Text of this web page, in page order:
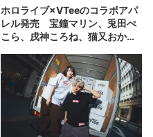
ホロライブ×VTeeのコラボアパ
レル発売 宝鐘マリン、兎田ぺ
こら、戌神ころね、猫又おかゆ